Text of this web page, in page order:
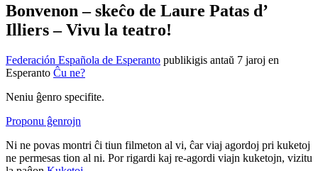
Bonvenon – skeĉo de Laure Patas d’
Illiers – Vivu la teatro!
Federación Española de Esperanto publikigis antaŭ 7 jaroj en
Esperanto Ĉu ne?
Neniu ĝenro specifite.
Proponu ĝenrojn
Ni ne povas montri ĉi tiun filmeton al vi, ĉar viaj agordoj pri kuketoj
ne permesas tion al ni. Por rigardi kaj re-agordi viajn kuketojn, vizitu